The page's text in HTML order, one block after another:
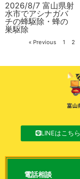
2026/8/7 富山県射
水市でアシナガバ
チの蜂駆除・蜂の
巣駆除
« Previous 1 2
LINEはこちら
電話相談